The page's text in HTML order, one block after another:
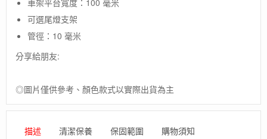
用
後
架
量
可選尾燈支架
管徑：10 毫米
分享給朋友:
◎圖片僅供參考、顏色款式以實際出貨為主
描述 清潔保養 保固範圍 購物須知